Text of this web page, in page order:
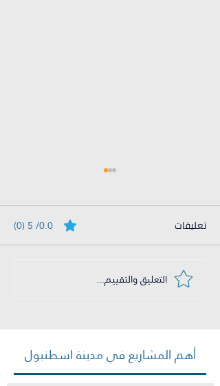
أهم شركة عقارية في
تعليقات 0.0/ 5 (0)
التعليق والتقييم...
أهم المشاريع في مدينة اسطنبول